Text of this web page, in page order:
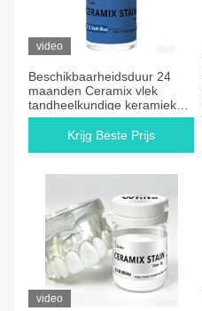
video
Beschikbaarheidsduur 24
maanden Ceramix vlek
tandheelkundige keramiek
kleurstof met variabele
ondoorzichtigheid opties die
Krijg Beste Prijs
video